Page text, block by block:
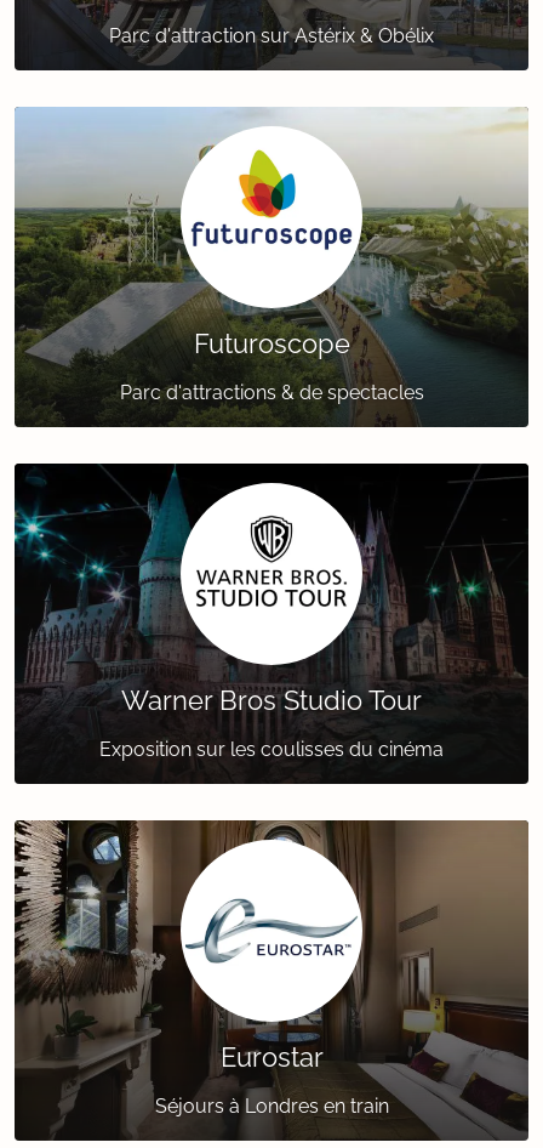
Parc d'attraction sur Astérix & Obélix
Futuroscope
Parc d'attractions & de spectacles
Warner Bros Studio Tour
Exposition sur les coulisses du cinéma
Eurostar
Séjours à Londres en train